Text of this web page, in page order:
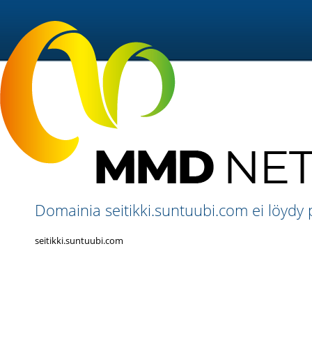
Domainia seitikki.suntuubi.com ei löydy
seitikki.suntuubi.com